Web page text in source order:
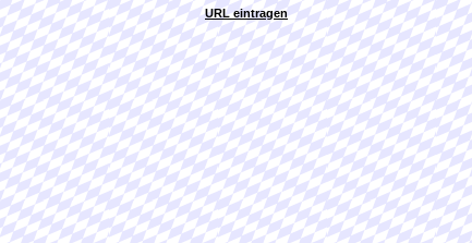
URL eintragen